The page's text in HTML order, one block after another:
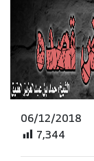
06/12/2018
7,344